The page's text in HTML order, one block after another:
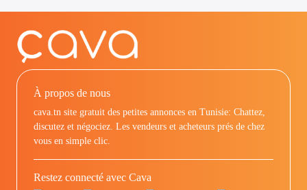
À propos de nous
cava.tn site gratuit des petites annonces en Tunisie: Chattez,
discutez et négociez. Les vendeurs et acheteurs prés de chez
vous en simple clic.
Restez connecté avec Cava